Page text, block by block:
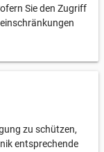
Sie den Zugriff
zu schützen,
entsprechende